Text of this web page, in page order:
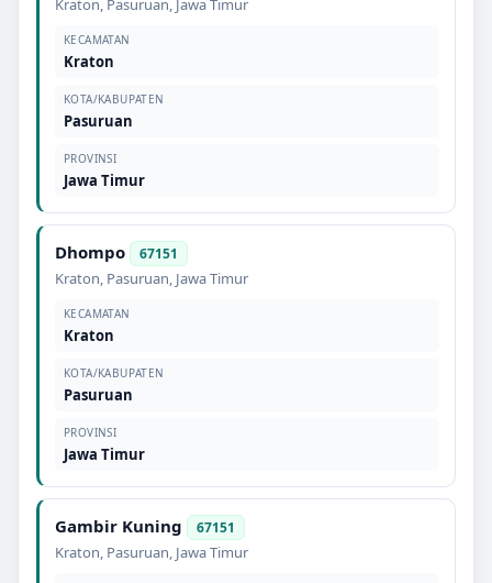
Kraton, Pasuruan, Jawa Timur
KECAMATAN
Kraton
KOTA/KABUPATEN
Pasuruan
PROVINSI
Jawa Timur
Dhompo 67151
Kraton, Pasuruan, Jawa Timur
KECAMATAN
Kraton
KOTA/KABUPATEN
Pasuruan
PROVINSI
Jawa Timur
Gambir Kuning 67151
Kraton, Pasuruan, Jawa Timur